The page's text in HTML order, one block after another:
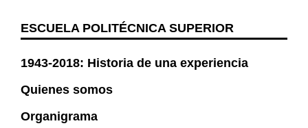
ESCUELA POLITÉCNICA SUPERIOR
1943-2018: Historia de una experiencia
Quienes somos
Organigrama